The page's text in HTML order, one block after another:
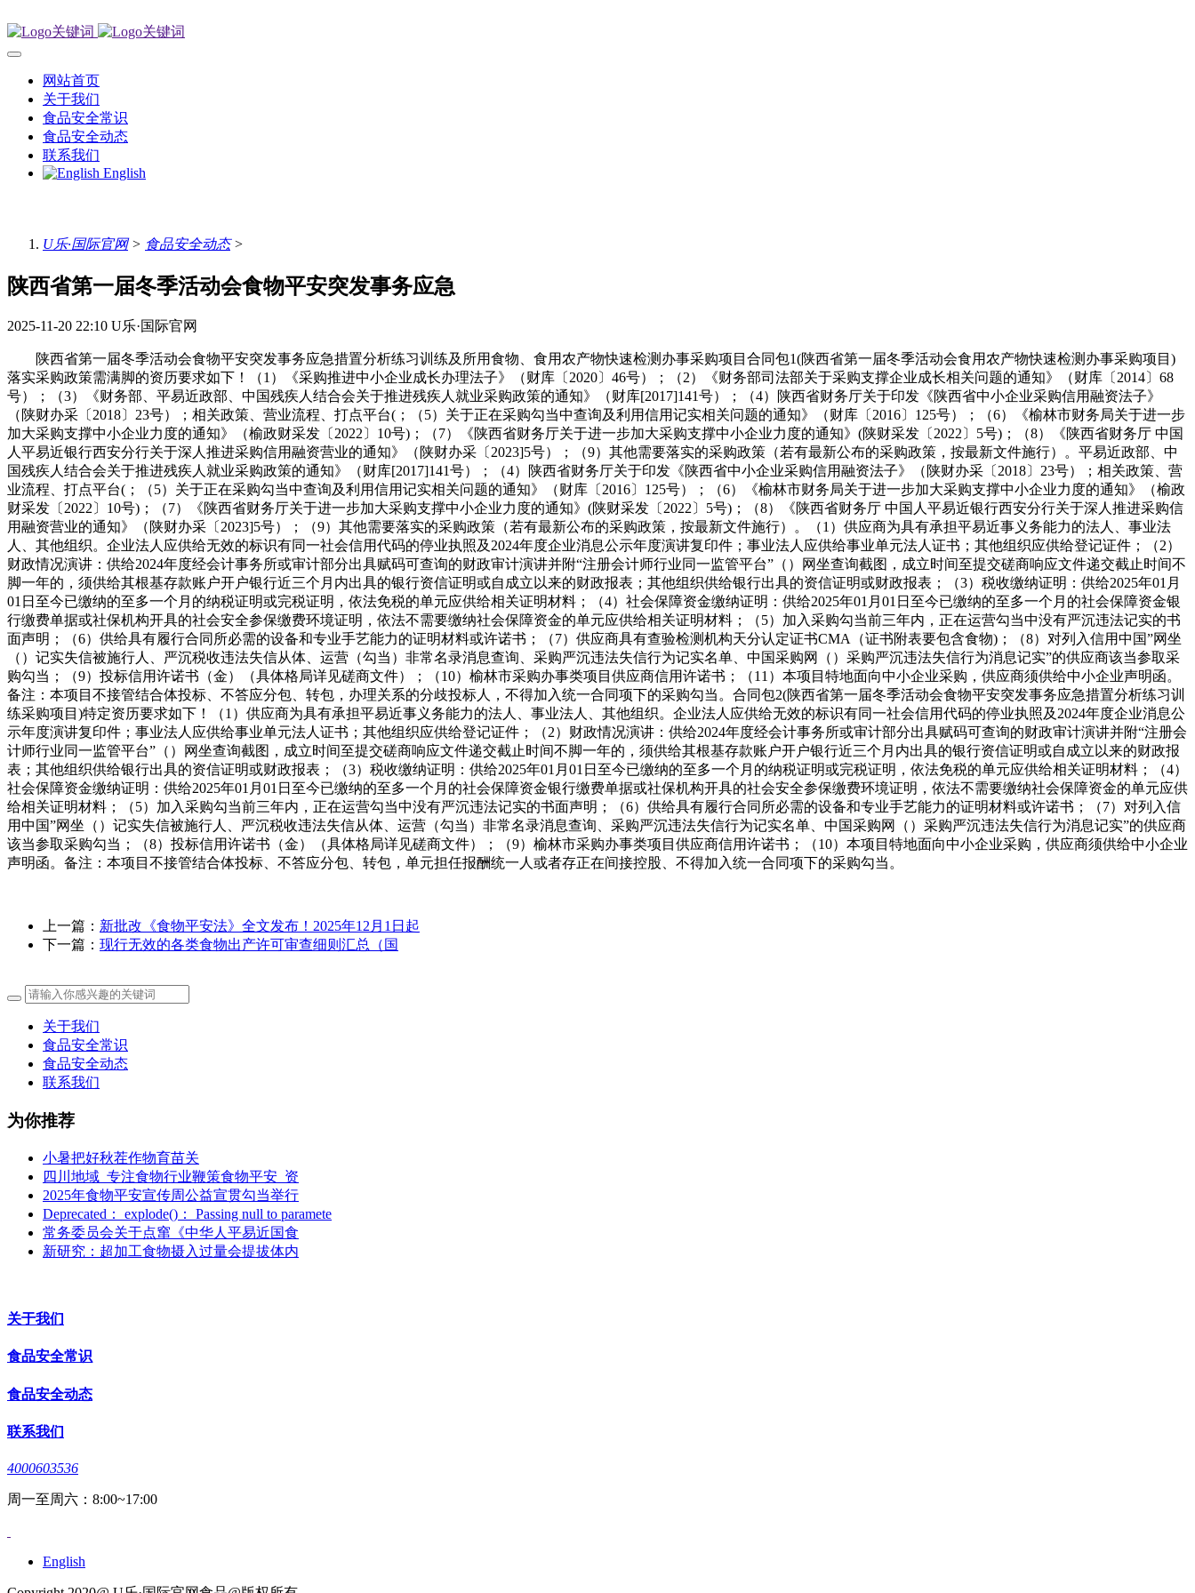
网站首页
关于我们
食品安全常识
食品安全动态
联系我们
English
U乐·国际官网> 食品安全动态>
陕西省第一届冬季活动会食物平安突发事务应急
2025-11-20 22:10 U乐·国际官网
陕西省第一届冬季活动会食物平安突发事务应急措置分析练习训练及所用食物、食用农产物快速检测办事采购项目合同包1(陕西省第一届冬季活动会食用农产物快速检测办事采购项目)
落实采购政策需满脚的资历要求如下！（1）《采购推进中小企业成长办理法子》（财库〔2020〕46号）；（2）《财务部司法部关于采购支撑企业成长相关问题的通知》（财库〔2014〕68
号）；（3）《财务部、平易近政部、中国残疾人结合会关于推进残疾人就业采购政策的通知》（财库[2017]141号）；（4）陕西省财务厅关于印发《陕西省中小企业采购信用融资法子》
（陕财办采〔2018〕23号）；相关政策、营业流程、打点平台(；（5）关于正在采购勾当中查询及利用信用记实相关问题的通知》（财库〔2016〕125号）；（6）《榆林市财务局关于进一步
加大采购支撑中小企业力度的通知》（榆政财采发〔2022〕10号)；（7）《陕西省财务厅关于进一步加大采购支撑中小企业力度的通知》(陕财采发〔2022〕5号)；（8）《陕西省财务厅 中国
人平易近银行西安分行关于深人推进采购信用融资营业的通知》（陕财办采〔2023]5号）；（9）其他需要落实的采购政策（若有最新公布的采购政策，按最新文件施行）。平易近政部、中
国残疾人结合会关于推进残疾人就业采购政策的通知》（财库[2017]141号）；（4）陕西省财务厅关于印发《陕西省中小企业采购信用融资法子》（陕财办采〔2018〕23号）；相关政策、营
业流程、打点平台(；（5）关于正在采购勾当中查询及利用信用记实相关问题的通知》（财库〔2016〕125号）；（6）《榆林市财务局关于进一步加大采购支撑中小企业力度的通知》（榆政
财采发〔2022〕10号)；（7）《陕西省财务厅关于进一步加大采购支撑中小企业力度的通知》(陕财采发〔2022〕5号)；（8）《陕西省财务厅 中国人平易近银行西安分行关于深人推进采购信
用融资营业的通知》（陕财办采〔2023]5号）；（9）其他需要落实的采购政策（若有最新公布的采购政策，按最新文件施行）。（1）供应商为具有承担平易近事义务能力的法人、事业法
人、其他组织。企业法人应供给无效的标识有同一社会信用代码的停业执照及2024年度企业消息公示年度演讲复印件；事业法人应供给事业单元法人证书；其他组织应供给登记证件；（2）
财政情况演讲：供给2024年度经会计事务所或审计部分出具赋码可查询的财政审计演讲并附“注册会计师行业同一监管平台”（）网坐查询截图，成立时间至提交磋商响应文件递交截止时间不
脚一年的，须供给其根基存款账户开户银行近三个月内出具的银行资信证明或自成立以来的财政报表；其他组织供给银行出具的资信证明或财政报表；（3）税收缴纳证明：供给2025年01月
01日至今已缴纳的至多一个月的纳税证明或完税证明，依法免税的单元应供给相关证明材料；（4）社会保障资金缴纳证明：供给2025年01月01日至今已缴纳的至多一个月的社会保障资金银
行缴费单据或社保机构开具的社会安全参保缴费环境证明，依法不需要缴纳社会保障资金的单元应供给相关证明材料；（5）加入采购勾当前三年内，正在运营勾当中没有严沉违法记实的书
面声明；（6）供给具有履行合同所必需的设备和专业手艺能力的证明材料或许诺书；（7）供应商具有查验检测机构天分认定证书CMA（证书附表要包含食物)；（8）对列入信用中国”网坐
（）记实失信被施行人、严沉税收违法失信从体、运营（勾当）非常名录消息查询、采购严沉违法失信行为记实名单、中国采购网（）采购严沉违法失信行为消息记实”的供应商该当参取采
购勾当；（9）投标信用许诺书（金）（具体格局详见磋商文件）；（10）榆林市采购办事类项目供应商信用许诺书；（11）本项目特地面向中小企业采购，供应商须供给中小企业声明函。
备注：本项目不接管结合体投标、不答应分包、转包，办理关系的分歧投标人，不得加入统一合同项下的采购勾当。合同包2(陕西省第一届冬季活动会食物平安突发事务应急措置分析练习训
练采购项目)特定资历要求如下！（1）供应商为具有承担平易近事义务能力的法人、事业法人、其他组织。企业法人应供给无效的标识有同一社会信用代码的停业执照及2024年度企业消息公
示年度演讲复印件；事业法人应供给事业单元法人证书；其他组织应供给登记证件；（2）财政情况演讲：供给2024年度经会计事务所或审计部分出具赋码可查询的财政审计演讲并附“注册会
计师行业同一监管平台”（）网坐查询截图，成立时间至提交磋商响应文件递交截止时间不脚一年的，须供给其根基存款账户开户银行近三个月内出具的银行资信证明或自成立以来的财政报
表；其他组织供给银行出具的资信证明或财政报表；（3）税收缴纳证明：供给2025年01月01日至今已缴纳的至多一个月的纳税证明或完税证明，依法免税的单元应供给相关证明材料；（4）
社会保障资金缴纳证明：供给2025年01月01日至今已缴纳的至多一个月的社会保障资金银行缴费单据或社保机构开具的社会安全参保缴费环境证明，依法不需要缴纳社会保障资金的单元应供
给相关证明材料；（5）加入采购勾当前三年内，正在运营勾当中没有严沉违法记实的书面声明；（6）供给具有履行合同所必需的设备和专业手艺能力的证明材料或许诺书；（7）对列入信
用中国”网坐（）记实失信被施行人、严沉税收违法失信从体、运营（勾当）非常名录消息查询、采购严沉违法失信行为记实名单、中国采购网（）采购严沉违法失信行为消息记实”的供应商
该当参取采购勾当；（8）投标信用许诺书（金）（具体格局详见磋商文件）；（9）榆林市采购办事类项目供应商信用许诺书；（10）本项目特地面向中小企业采购，供应商须供给中小企业
声明函。备注：本项目不接管结合体投标、不答应分包、转包，单元担任报酬统一人或者存正在间接控股、不得加入统一合同项下的采购勾当。
上一篇： 新批改《食物平安法》全文发布！2025年12月1日起
下一篇： 现行无效的各类食物出产许可审查细则汇总（国
关于我们
食品安全常识
食品安全动态
联系我们
为你推荐
小暑把好秋茬作物育苗关
四川地域_专注食物行业鞭策食物平安_资
2025年食物平安宣传周公益宣贯勾当举行
Deprecated： explode()： Passing null to paramete
常务委员会关于点窜《中华人平易近国食
新研究：超加工食物摄入过量会提拔体内
关于我们
食品安全常识
食品安全动态
联系我们
4000603536
周一至周六：8:00~17:00
English